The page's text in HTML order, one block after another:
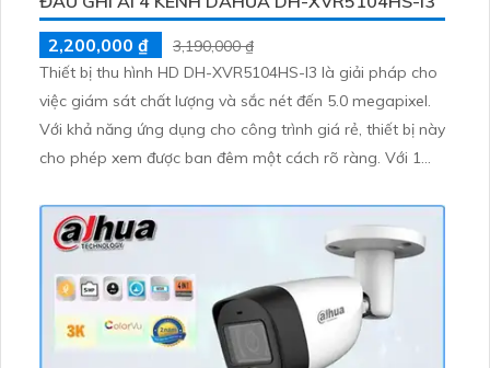
2,200,000 ₫
3,190,000 ₫
Thiết bị thu hình HD DH-XVR5104HS-I3 là giải pháp cho
việc giám sát chất lượng và sắc nét đến 5.0 megapixel.
Với khả năng ứng dụng cho công trình giá rẻ, thiết bị này
cho phép xem được ban đêm một cách rõ ràng. Với 1
bền cao hơn